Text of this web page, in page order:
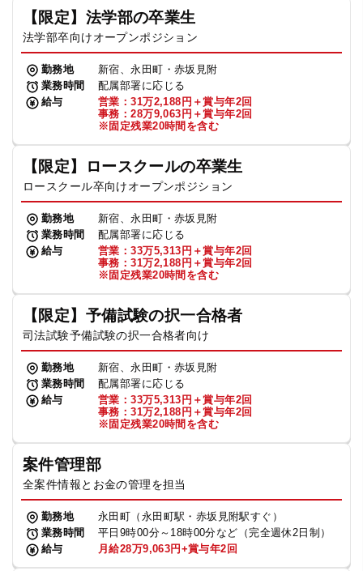
【限定】法学部の卒業生
法学部卒向けオープンポジション
勤務地
新宿、永田町・赤坂見附
業務時間
配属部署に応じる
給与
営業：31万2,188円＋賞与年2回
事務：28万9,063円＋賞与年2回
※固定残業20時間を含む
【限定】ロースクールの卒業生
ロースクール卒向けオープンポジション
勤務地
新宿、永田町・赤坂見附
業務時間
配属部署に応じる
給与
営業：33万5,313円＋賞与年2回
事務：31万2,188円＋賞与年2回
※固定残業20時間を含む
【限定】予備試験の択一合格者
司法試験予備試験の択一合格者向け
勤務地
新宿、永田町・赤坂見附
業務時間
配属部署に応じる
給与
営業：33万5,313円＋賞与年2回
事務：31万2,188円＋賞与年2回
※固定残業20時間を含む
案件管理部
全案件情報とお金の管理を担当
勤務地
永田町（永田町駅・赤坂見附駅すぐ）
業務時間
平日9時00分～18時00分など（完全週休2日制）
給与
月給28万9,063円+賞与年2回